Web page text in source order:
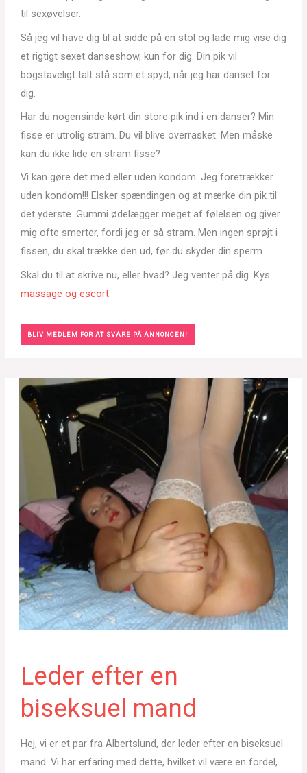
til sexøvelser.
Så jeg vil have dig til at sidde på en stol og lade mig vise dig
et rigtigt sexet danseshow, kun for dig. Din pik vil
bogstaveligt talt stå som et spyd, når jeg har danset for
dig.
Har du nogensinde kørt din store pik ind i en danser? Min
fisse er utrolig stram. Du vil blive overrasket. Men måske
kan du ikke lide en stram fisse?
Vi kan gøre det med eller uden kondom. Jeg foretrækker
uden kondom!!! Elsker spændingen og at mærke din pik til
det yderste. Gummi ødelægger meget af følelsen og giver
mig ofte smerter, fordi jeg er så stram. Men ingen sprøjt i
fissen, du skal trække den ud, før du skyder din sperm.
Skal du til at skrive nu, eller hvad? Jeg venter på dig. Kys
massage og escort
BLIV MEDLEM FOR AT SVARE PÅ ANNONCEN!
Leder efter en
biseksuel mand
Hej, vi er et par fra Albertslund, der leder efter en biseksuel
mand. Vi har erfaring med dette, hvilket vil være en fordel,